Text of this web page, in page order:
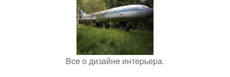
Bce o дизaйнe интepьepa.